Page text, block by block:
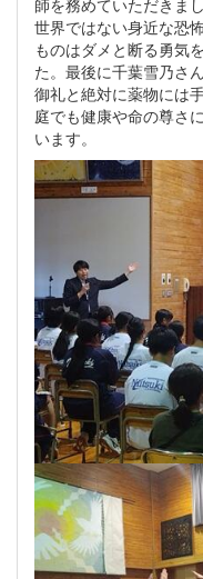
世界ではない身近な恐
ものはダメと断る勇気
た。最後に千葉雪乃さ
御礼と絶対に薬物には
庭でも健康や命の尊さ
います。